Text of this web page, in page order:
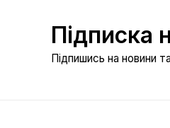
Підписка
Підпишись на новини та